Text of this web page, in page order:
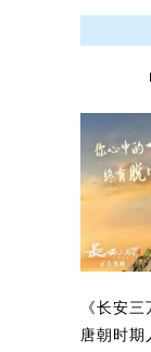
《长安
唐朝时期